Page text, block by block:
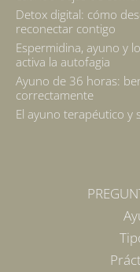
Detox digital: cómo
reconectar contigo
Espermidina, ayuno y
activa la autofagia
Ayuno de 36 horas:
correctamente
El ayuno terapéutico y